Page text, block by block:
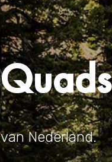
Nederland.
Nederland.
Nederland.